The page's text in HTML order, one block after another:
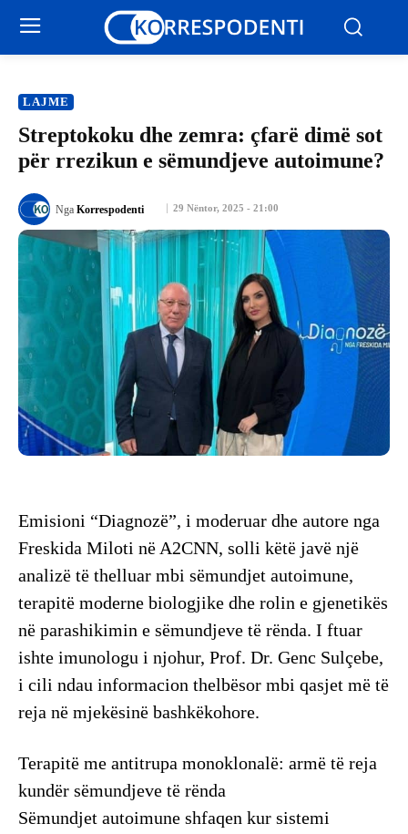
LAJME
Streptokoku dhe zemra: çfarë dimë sot
për rrezikun e sëmundjeve autoimune?
29 Nëntor, 2025 - 21:00
Nga Korrespodenti
Emisioni “Diagnozë”, i moderuar dhe autore nga
Freskida Miloti në A2CNN, solli këtë javë një
analizë të thelluar mbi sëmundjet autoimune,
terapitë moderne biologjike dhe rolin e gjenetikës
në parashikimin e sëmundjeve të rënda. I ftuar
ishte imunologu i njohur, Prof. Dr. Genc Sulçebe,
i cili ndau informacion thelbësor mbi qasjet më të
reja në mjekësinë bashkëkohore.
Terapitë me antitrupa monoklonalë: armë të reja
kundër sëmundjeve të rënda
Sëmundjet autoimune shfaqen kur sistemi